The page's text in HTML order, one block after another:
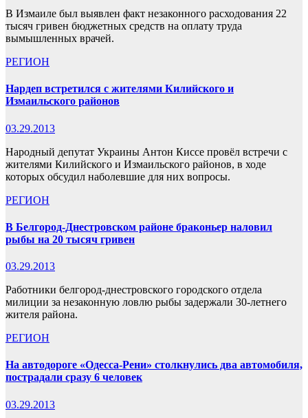
В Измаиле был выявлен факт незаконного расходования 22
тысяч гривен бюджетных средств на оплату труда
вымышленных врачей.
РЕГИОН
Нардеп встретился с жителями Килийского и
Измаильского районов
03.29.2013
Народный депутат Украины Антон Киссе провёл встречи с
жителями Килийского и Измаильского районов, в ходе
которых обсудил наболевшие для них вопросы.
РЕГИОН
В Белгород-Днестровском районе браконьер наловил
рыбы на 20 тысяч гривен
03.29.2013
Работники белгород-днестровского городского отдела
милиции за незаконную ловлю рыбы задержали 30-летнего
жителя района.
РЕГИОН
На автодороге «Одесса-Рени» столкнулись два автомобиля,
пострадали сразу 6 человек
03.29.2013